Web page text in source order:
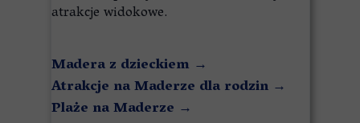
atrakcje widokowe.
Madera z dzieckiem →
Atrakcje na Maderze dla rodzin →
Plaże na Maderze →